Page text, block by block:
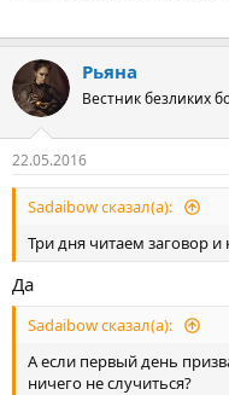
Рьяна
Вестник безликих
22.05.2016
Sadaibow сказал(а):
Три дня читаем заговор
Да
Sadaibow сказал(а):
А если первый день
ничего не случиться?